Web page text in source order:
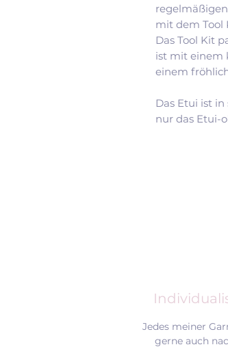
mit dem Tool
Das Tool Kit
ist mit einem
einem
Das Etui ist
nur das Etui-
Jedes meiner
gerne auch